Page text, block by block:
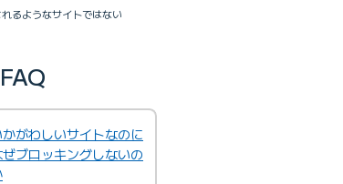
るようなサイトではない
かがわしいサイトなのに
ぜブロッキングしないの